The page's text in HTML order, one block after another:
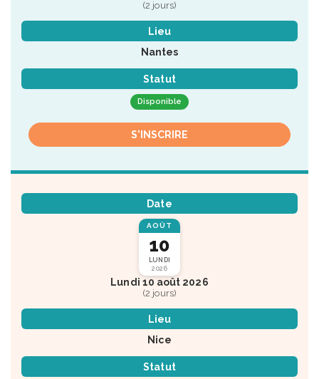
(2 jours)
Lieu
Nantes
Statut
Disponible
S'INSCRIRE
Date
AOÛT
10
LUNDI
2026
Lundi 10 août 2026
(2 jours)
Lieu
Nice
Statut